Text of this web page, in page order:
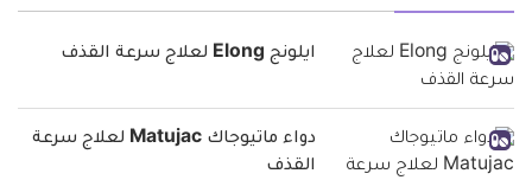
ايلونج Elong لعلاج سرعة القذف
دواء ماتيوجاك Matujac لعلاج سرعة
القذف